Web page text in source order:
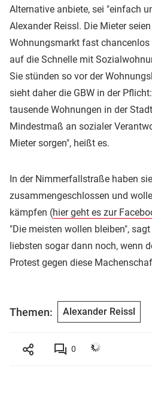
Alternative anbiete, sei "einfach
Alexander Reissl. Die Mieter
Wohnungsmarkt fast
auf die Schnelle mit
Sie stünden so vor der
sieht daher die GBW in der
tausende Wohnungen in der
Mindestmaß an sozialer
Mieter sorgen", heißt es.
In der Nimmerfallstraße haben
zusammengeschlossen und
kämpfen (hier geht es zur
"Die meisten wollen bleiben",
liebsten sogar dann noch, wenn
Protest gegen diese
Themen: Alexander Reissl
0